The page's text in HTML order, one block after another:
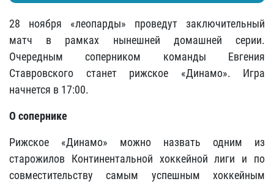
28 ноября «леопарды» проведут заключительный
матч в рамках нынешней домашней серии.
Очередным соперником команды Евгения
Ставровского станет рижское «Динамо». Игра
начнется в 17:00.
О сопернике
Рижское «Динамо» можно назвать одним из
старожилов Континентальной хоккейной лиги и по
совместительству самым успешным хоккейным